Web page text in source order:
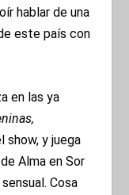
hablar de una
este país con
en las ya
show, y juega
Alma en Sor
Cosa